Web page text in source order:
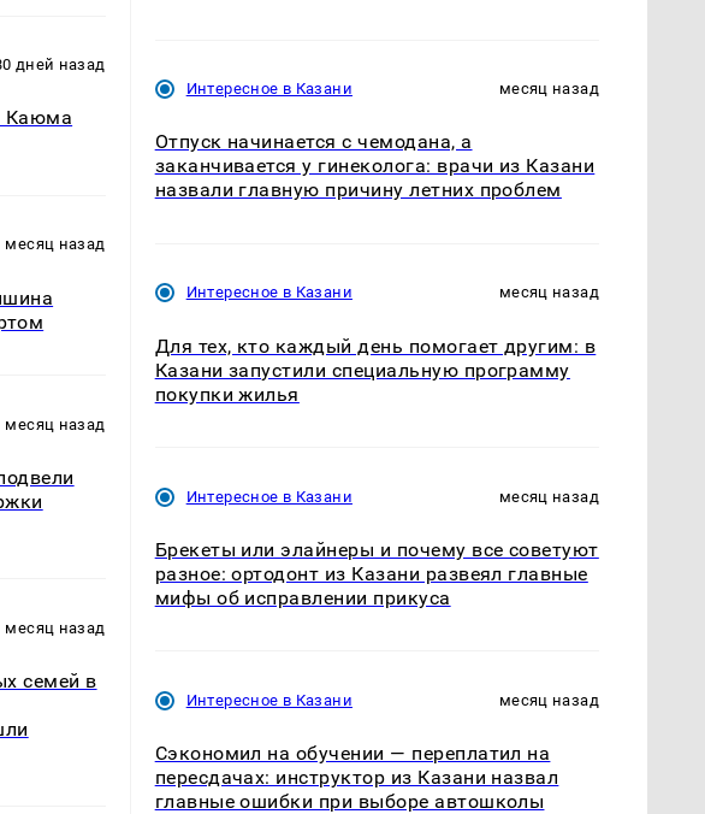
дней назад
Каюма
месяц назад
месяц назад
месяц назад
семей в
Интересное в Казани месяц назад
Отпуск начинается с чемодана, а
заканчивается у гинеколога: врачи из Казани
назвали главную причину летних проблем
Интересное в Казани месяц назад
Для тех, кто каждый день помогает другим: в
Казани запустили специальную программу
покупки жилья
Интересное в Казани месяц назад
Брекеты или элайнеры и почему все советуют
разное: ортодонт из Казани развеял главные
мифы об исправлении прикуса
Интересное в Казани месяц назад
Сэкономил на обучении — переплатил на
пересдачах: инструктор из Казани назвал
главные ошибки при выборе автошколы